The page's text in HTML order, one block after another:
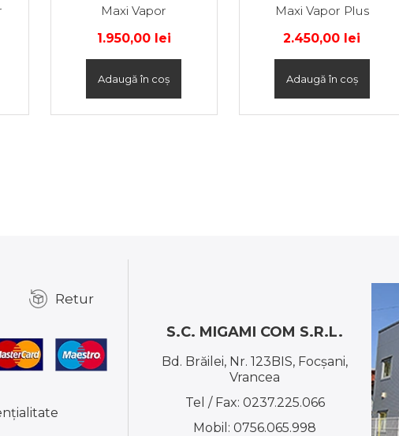
Maxi Vapor
1.950,00 lei
Adaugă în coș
Maxi Vapor Plus
2.450,00 lei
Adaugă în coș
Retur
S.C. MIGAMI COM S.R.L.
Bd. Brăilei, Nr. 123BIS, Focşani,
Vrancea
Tel / Fax: 0237.225.066
Mobil:0756.065.998